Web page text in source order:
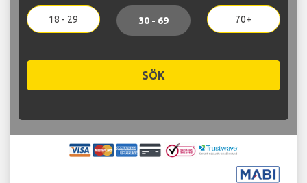
18 - 29 30 - 69 70+
SÖK